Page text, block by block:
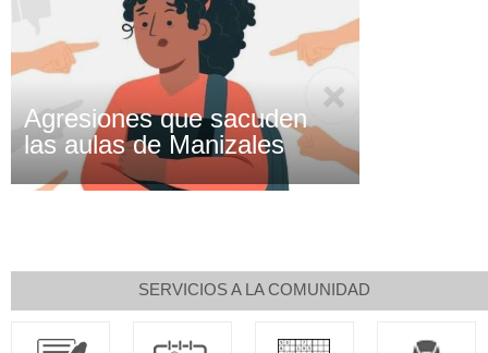
Agresiones que sacuden
las aulas de Manizales
SERVICIOS A LA COMUNIDAD